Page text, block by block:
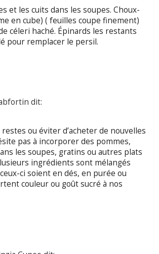
et les cuits dans les soupes. Choux-
en cube) ( feuilles coupe finement)
céleri haché. Épinards les restants
pour remplacer le persil.
dit:
ou éviter d’acheter de nouvelles
pas à incorporer des pommes,
les soupes, gratins ou autres plats
ingrédients sont mélangés
ci soient en dés, en purée ou
couleur ou goût sucré à nos